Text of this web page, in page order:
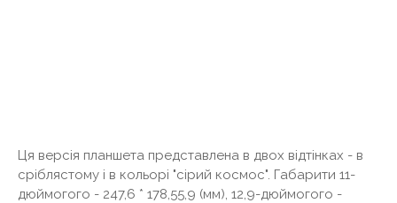
Ця версія планшета представлена ​​в двох відтінках - в
сріблястому і в кольорі "сірий космос". Габарити 11-
дюймогого - 247,6 * 178,55,9 (мм), 12,9-дюймогого -